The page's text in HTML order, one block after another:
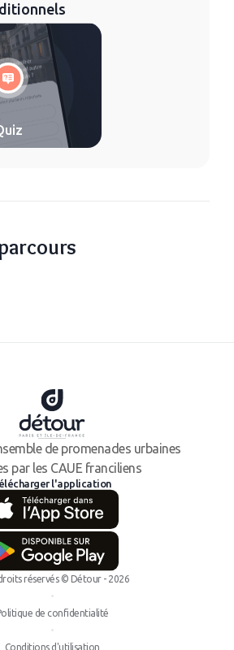
de promenades urbaines
par les CAUE franciliens
l'application
réservés © Détour - 2026
•
de confidentialité
•
Conditions d'utilisation